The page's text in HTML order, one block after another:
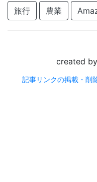
旅行 農業
created by
記事リンクの掲載・削